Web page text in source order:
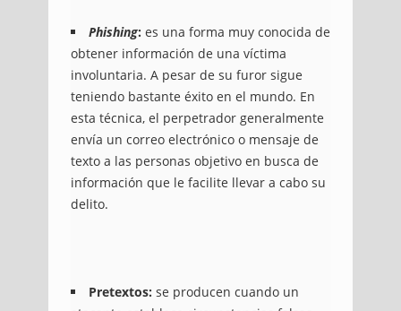
Phishing: es una forma muy conocida de
obtener información de una víctima
involuntaria. A pesar de su furor sigue
teniendo bastante éxito en el mundo. En
esta técnica, el perpetrador generalmente
envía un correo electrónico o mensaje de
texto a las personas objetivo en busca de
información que le facilite llevar a cabo su
delito.
Pretextos: se producen cuando un